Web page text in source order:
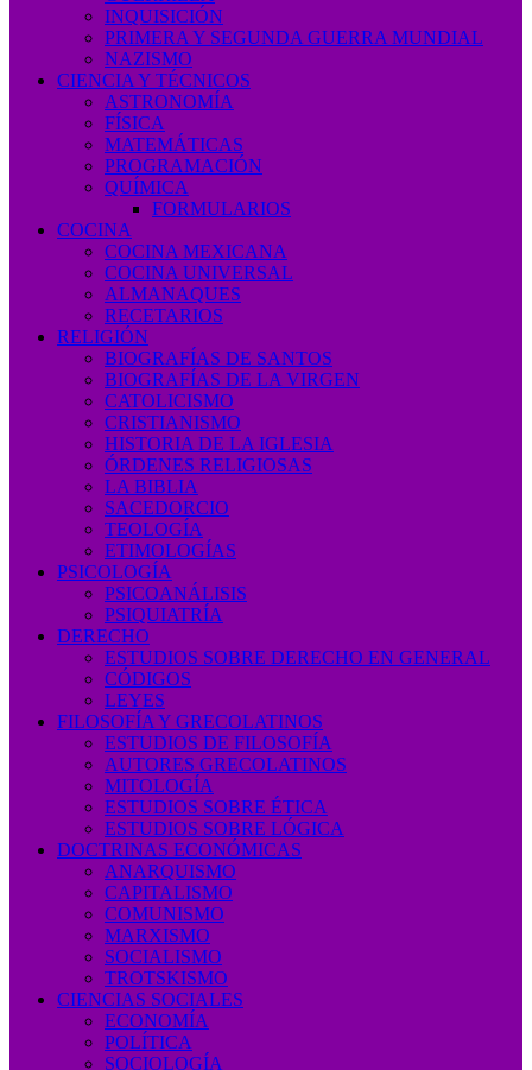
INQUISICIÓN
PRIMERA Y SEGUNDA GUERRA MUNDIAL
NAZISMO
CIENCIA Y TÉCNICOS
ASTRONOMÍA
FÍSICA
MATEMÁTICAS
PROGRAMACIÓN
QUÍMICA
FORMULARIOS
COCINA
COCINA MEXICANA
COCINA UNIVERSAL
ALMANAQUES
RECETARIOS
RELIGIÓN
BIOGRAFÍAS DE SANTOS
BIOGRAFÍAS DE LA VIRGEN
CATOLICISMO
CRISTIANISMO
HISTORIA DE LA IGLESIA
ÓRDENES RELIGIOSAS
LA BIBLIA
SACEDORCIO
TEOLOGÍA
ETIMOLOGÍAS
PSICOLOGÍA
PSICOANÁLISIS
PSIQUIATRÍA
DERECHO
ESTUDIOS SOBRE DERECHO EN GENERAL
CÓDIGOS
LEYES
FILOSOFÍA Y GRECOLATINOS
ESTUDIOS DE FILOSOFÍA
AUTORES GRECOLATINOS
MITOLOGÍA
ESTUDIOS SOBRE ÉTICA
ESTUDIOS SOBRE LÓGICA
DOCTRINAS ECONÓMICAS
ANARQUISMO
CAPITALISMO
COMUNISMO
MARXISMO
SOCIALISMO
TROTSKISMO
CIENCIAS SOCIALES
ECONOMÍA
POLÍTICA
SOCIOLOGÍA